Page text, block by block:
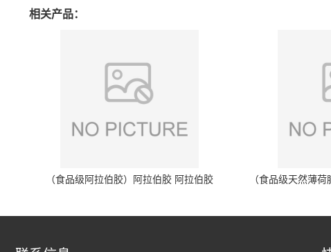
相关产品：
（食品级阿拉伯胶）阿拉伯胶 阿拉伯胶 （食品级天然薄